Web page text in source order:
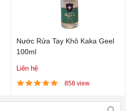
Nước Rửa Tay Khô Kaka Geel
100ml
Liên hệ
858 view